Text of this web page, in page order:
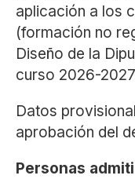
aplicación a los
(formación no
Diseño de la
curso 2026-
Datos
aprobación del
Personas